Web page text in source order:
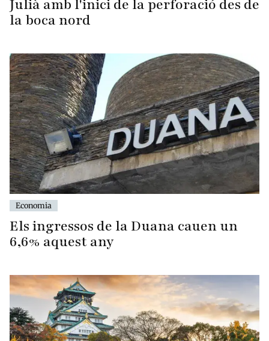
Julià amb l'inici de la perforació des de
la boca nord
Economia
Els ingressos de la Duana cauen un
6,6% aquest any